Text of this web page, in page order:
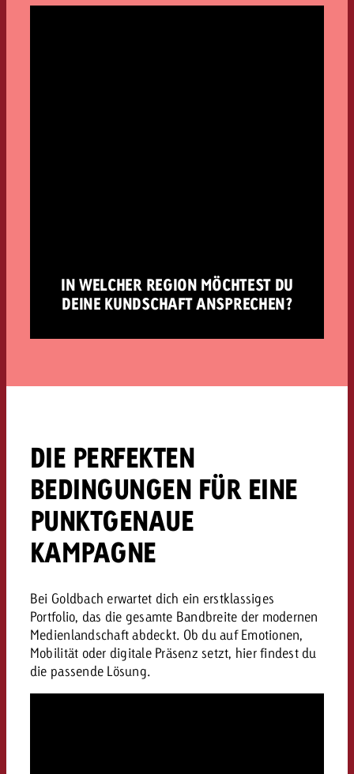
IN WELCHER REGION MÖCHTEST DU
DEINE KUNDSCHAFT ANSPRECHEN?
DIE PERFEKTEN
BEDINGUNGEN FÜR EINE
PUNKTGENAUE
KAMPAGNE
Bei Goldbach erwartet dich ein erstklassiges
Portfolio, das die gesamte Bandbreite der modernen
Medienlandschaft abdeckt. Ob du auf Emotionen,
Mobilität oder digitale Präsenz setzt, hier findest du
die passende Lösung.